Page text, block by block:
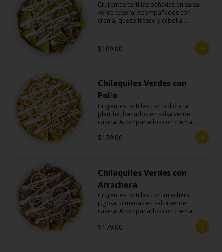
Crujientes tortillas bañadas en salsa
verde casera. Acompañados con
crema, queso fresco y cebolla
$109.00
Chilaquiles Verdes con
Pollo
Crujientes tortillas con pollo a la
plancha, bañados en salsa verde
casera. Acompañados con crema,
$139.00
Chilaquiles Verdes con
Arrachera
Crujientes tortillas con arrachera
jugosa, bañadas en salsa verde
casera. Acompañados con crema,
$179.00